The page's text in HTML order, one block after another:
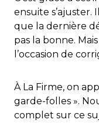
ensuite s’ajuster.
que la dernière
pas la bonne.
l’occasion de
À La Firme, on
garde-folles ».
complet sur ce